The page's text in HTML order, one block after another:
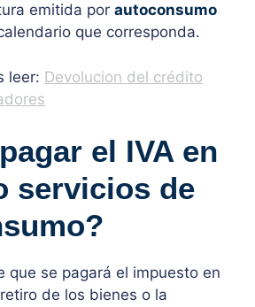
emitida por autoconsumo
que corresponda.
leer: Devolucion del crédito
el IVA en
servicios de
que se pagará el impuesto en
de los bienes o la